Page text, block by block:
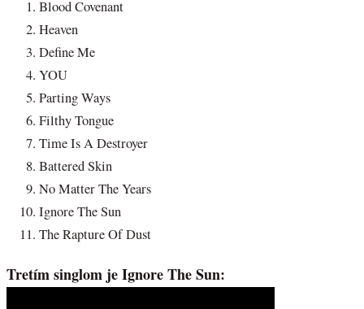
Blood Covenant
Heaven
Define Me
YOU
Parting Ways
Filthy Tongue
Time Is A Destroyer
Battered Skin
No Matter The Years
Ignore The Sun
The Rapture Of Dust
Tretím singlom je Ignore The Sun: